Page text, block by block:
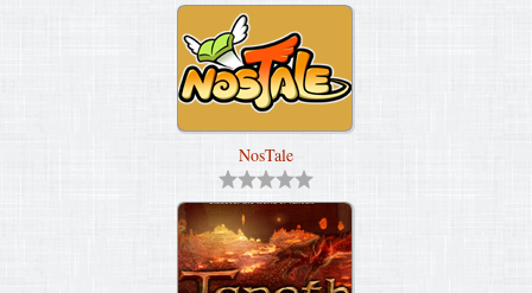
NosTale